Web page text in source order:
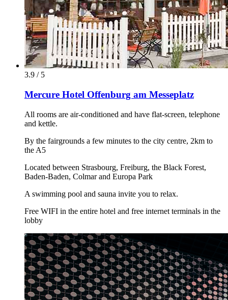
3.9 / 5
Mercure Hotel Offenburg am Messeplatz
All rooms are air-conditioned and have flat-screen, telephone
and kettle.
By the fairgrounds a few minutes to the city centre, 2km to
the A5
Located between Strasbourg, Freiburg, the Black Forest,
Baden-Baden, Colmar and Europa Park
A swimming pool and sauna invite you to relax.
Free WIFI in the entire hotel and free internet terminals in the
lobby